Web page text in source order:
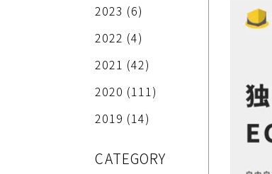
2023 (6)
2022 (4)
2021 (42)
2020 (111)
2019 (14)
CATEGORY